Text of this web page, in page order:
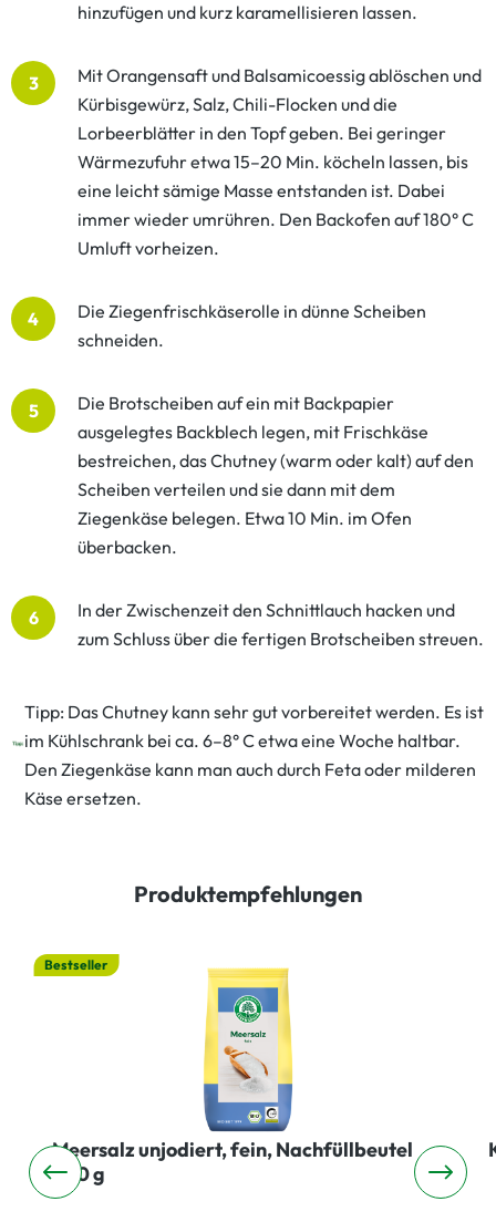
hinzufügen und kurz karamellisieren lassen.
3
Mit Orangensaft und Balsamicoessig ablöschen und
Kürbisgewürz, Salz, Chili-Flocken und die
Lorbeerblätter in den Topf geben. Bei geringer
Wärmezufuhr etwa 15–20 Min. köcheln lassen, bis
eine leicht sämige Masse entstanden ist. Dabei
immer wieder umrühren. Den Backofen auf 180° C
Umluft vorheizen.
4
Die Ziegenfrischkäserolle in dünne Scheiben
schneiden.
5
Die Brotscheiben auf ein mit Backpapier
ausgelegtes Backblech legen, mit Frischkäse
bestreichen, das Chutney (warm oder kalt) auf den
Scheiben verteilen und sie dann mit dem
Ziegenkäse belegen. Etwa 10 Min. im Ofen
überbacken.
6
In der Zwischenzeit den Schnittlauch hacken und
zum Schluss über die fertigen Brotscheiben streuen.
Tipp: Das Chutney kann sehr gut vorbereitet werden. Es ist
im Kühlschrank bei ca. 6–8° C etwa eine Woche haltbar.
Den Ziegenkäse kann man auch durch Feta oder milderen
Käse ersetzen.
Produktempfehlungen
Bestseller
Meersalz unjodiert, fein, Nachfüllbeutel
500 g